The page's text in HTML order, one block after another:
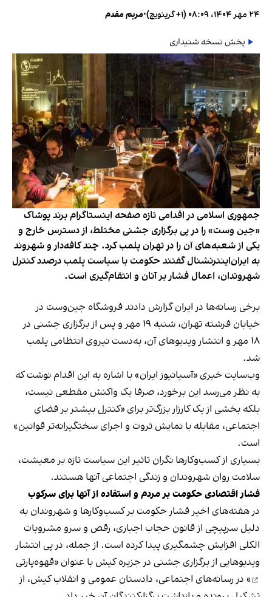
۲۴ مهر ۱۴۰۴، ۰۸:۰۹ (‎+۱ گرینویچ) •مریم مقدم
پخش نسخه شنیداری
جمهوری اسلامی در اقدامی تازه صفحه اینستاگرام برند پوشاک
«جین وست» را در پی برگزاری جشنی مختلط، از دسترس خارج و
یکی از شعبه‌های آن را در تهران پلمب کرد. چند کافه‌‌دار و شهروند
به ایران‌اینترنشنال گفتند حکومت با سیاست پلمب درصدد کنترل
شهروندان، اعمال فشار بر آنان و انتقام‌گیری است.
برخی رسانه‌ها در ایران گزارش دادند فروشگاه جین‌وست در
خیابان فرشته تهران، شنبه ۱۹ مهر و پس از برگزاری جشنی در
۱۸ مهر و انتشار ویدیوهای آن، به‌دست نیروی انتظامی پلمب
شد.
وب‌سایت خبری «آسیانیوز ایران» با اشاره به این اقدام نوشت که
به نظر می‌رسد این برخورد، صرفا یک واکنش مقطعی نیست،
بلکه بخشی از یک کارزار بزرگ‌تر برای «کنترل بیشتر بر فضای
اجتماعی، مقابله با نمایش ثروت و اجرای سختگیرانه‌تر قوانین»
است.
بسیاری از کسب‌وکارها نگران تاثیر این سیاست‌ تازه بر معیشت،
سلامت روان شهروندان و زندگی اجتماعی آنها هستند.
فشار اقتصادی حکومت بر مردم و استفاده از آنها برای سرکوب
در هفته‌های اخیر فشار حکومت بر کسب‌وکارها و شهروندان به
دلیل سرپیچی از قانون حجاب اجباری، رقص و سرو مشروبات
الکلی افزایش چشمگیری پیدا کرده است. از جمله، در پی انتشار
ویدیوهایی از برگزاری جشنی در جزیره کیش با عنوان «قهوه‌پارتی
» در رسانه‌های اجتماعی، دادستان عمومی و انقلاب کیش، از